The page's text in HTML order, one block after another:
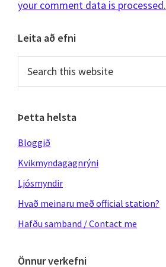
your comment data is processed.
Primary
Sidebar
Leita að efni
this
Þetta helsta
Bloggið
Kvikmyndagagnrýni
Ljósmyndir
Hvað meinaru með official station?
Hafðu samband / Contact me
Önnur verkefni